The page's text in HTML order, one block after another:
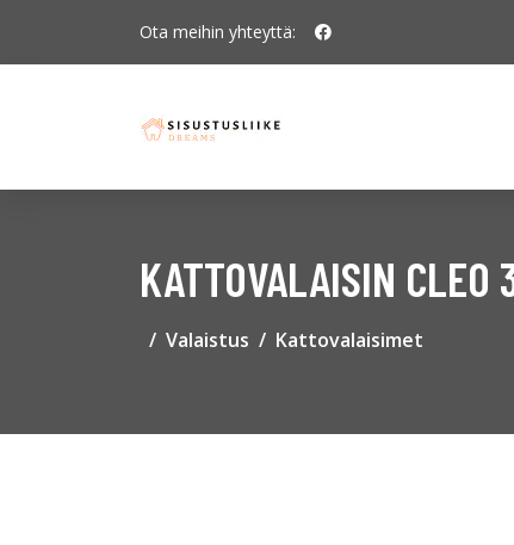
Ota meihin yhteyttä:
KATTOVALAISIN
Valaistus Kattovalaisimet